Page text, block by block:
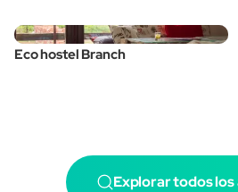
Eco hostel Branch
Explorar todos los